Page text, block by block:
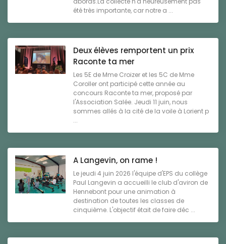
été très importante, car notre a ...
Deux élèves remportent un prix
Raconte ta mer
Les 5E de Mme Croizer et les 5C de Mme
Coroller ont participé cette année au
concours Raconte ta mer, proposé par
l'Association Salée. Jeudi 11 juin, nous
sommes allés à la cité de la voile à Lorient p
...
A Langevin, on rame !
Le jeudi 4 juin 2026 l'équipe d'EPS du collège
Paul Langevin a accueilli le club d'aviron de
Hennebont pour une animation à
destination de toutes les classes de
cinquième. L'objectif était de faire déc ...